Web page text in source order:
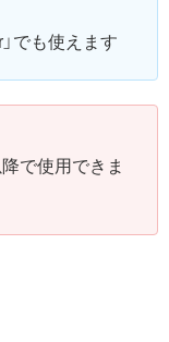
でも使えます
降で使用できま